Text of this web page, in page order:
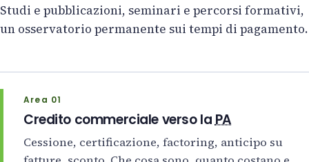
Studi e pubblicazioni, seminari e percorsi formativi,
un osservatorio permanente sui tempi di pagamento.
Area 01
Credito commerciale verso laPA
Cessione, certificazione, factoring, anticipo su